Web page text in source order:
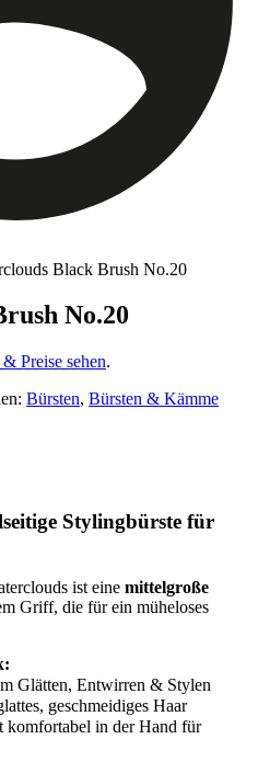
Black Brush No.20
No.20
Preise sehen.
Bürsten, Bürsten & Kämme
Stylingbürste für
ist eine mittelgroße
Griff, die für ein müheloses
Glätten, Entwirren & Stylen
geschmeidiges Haar
in der Hand für